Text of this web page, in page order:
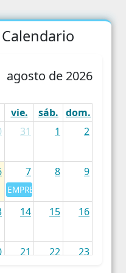
agosto de 2026
vie. sáb. dom.
31 1 2
Y PUESTOS DE TRABAJO
7
EMPRESAS - SALARIOS Y
8 9
14 15 16
21 22 23